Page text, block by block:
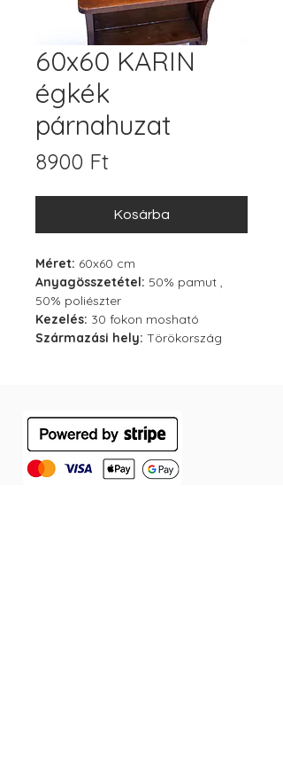
60x60 KARIN
égkék
párnahuzat
8900 FtÁr
Kosárba
Méret: 60x60 cm
Anyagösszetétel: 50% pamut ,
50% poliészter
Kezelés: 30 fokon mosható
Származási hely: Törökország